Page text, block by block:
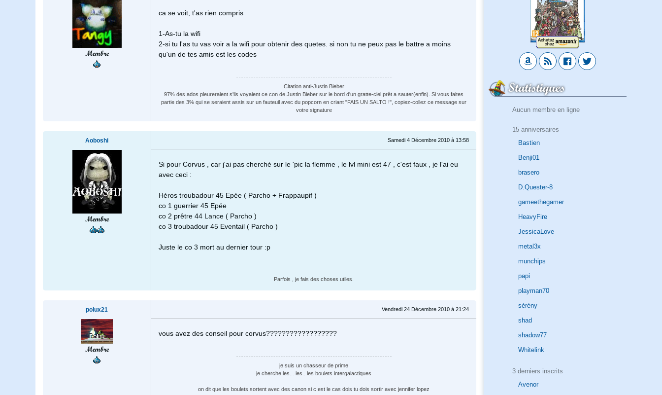
Statistiques
Aucun membre en ligne
15 anniversaires
Bastien
Benji01
brasero
D.Quester-8
gameethegamer
HeavyFire
JessicaLove
metal3x
munchips
papi
playman70
sérény
shad
shadow77
Whitelink
3 derniers inscrits
Avenor
Membre
ca se voit, t'as rien compris
1-As-tu la wifi
2-si tu l'as tu vas voir a la wifi pour obtenir des quetes. si non tu ne peux pas le battre a moins
qu'un de tes amis est les codes
Citation anti-Justin Bieber
97% des ados pleureraient s'ils voyaient ce con de Justin Bieber sur le bord d'un gratte-ciel prêt a sauter(enfin). Si vous faites
partie des 3% qui se seraient assis sur un fauteuil avec du popcorn en criant "FAIS UN SALTO !", copiez-collez ce message sur
votre signature
Aoboshi
Membre
Samedi 4 Décembre 2010 à 13:58
Si pour Corvus , car j'ai pas cherché sur le 'pic la flemme , le lvl mini est 47 , c'est faux , je l'ai eu
avec ceci :
Héros troubadour 45 Epée ( Parcho + Frappaupif )
co 1 guerrier 45 Epée
co 2 prêtre 44 Lance ( Parcho )
co 3 troubadour 45 Eventail ( Parcho )
Juste le co 3 mort au dernier tour :p
Parfois , je fais des choses utiles.
polux21
Membre
Vendredi 24 Décembre 2010 à 21:24
vous avez des conseil pour corvus??????????????????
je suis un chasseur de prime
je cherche les... les...les boulets intergalactiques
on dit que les boulets sortent avec des canon si c est le cas dois tu dois sortir avec jennifer lopez